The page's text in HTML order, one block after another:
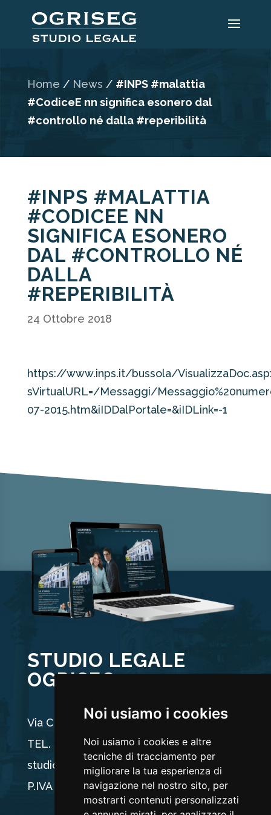
Noi usiamo i cookies
Noi usiamo i cookies e altre
tecniche di tracciamento per
migliorare la tua esperienza di
navigazione nel nostro sito, per
mostrarti contenuti personalizzati
Home / News / #INPS #malattia
#CodiceE nn significa esonero dal
#controllo né dalla #reperibilità
#INPS #MALATTIA
#CODICEE NN
SIGNIFICA ESONERO
DAL #CONTROLLO NÉ
DALLA
#REPERIBILITÀ
24 Ottobre 2018
https://www.inps.it/bussola/
sVirtualURL=/Messaggi/
07-2015.htm&iIDDalPortale=&iIDLink=-1
STUDIO LEGALE
OGRISEG
Via Carducci 44, 33100 Udine
TEL. +39 0432 512704
studio@ogriseg.legal
P.IVA 02590960304